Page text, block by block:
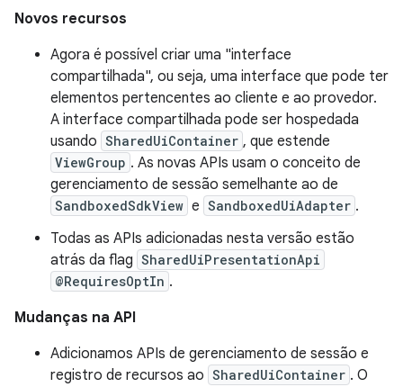
Novos recursos
Agora é possível criar uma "interface
compartilhada", ou seja, uma interface que pode ter
elementos pertencentes ao cliente e ao provedor.
A interface compartilhada pode ser hospedada
usando SharedUiContainer , que estende
ViewGroup . As novas APIs usam o conceito de
gerenciamento de sessão semelhante ao de
SandboxedSdkView e SandboxedUiAdapter .
Todas as APIs adicionadas nesta versão estão
atrás da flag SharedUiPresentationApi
@RequiresOptIn .
Mudanças na API
Adicionamos APIs de gerenciamento de sessão e
registro de recursos ao SharedUiContainer . O